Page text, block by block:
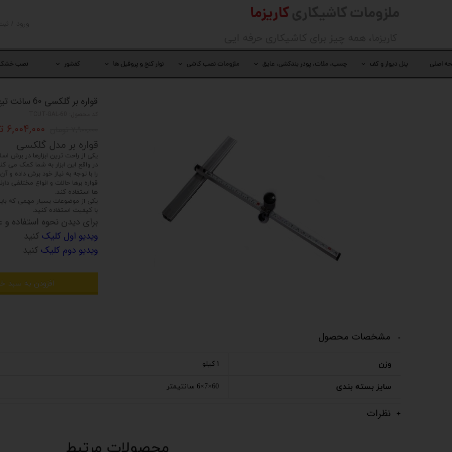
تغییر
خروج
کاریزما
اصلی پنل دیوار و کف چسب، ملات، پودر بندکشی، عایق ملزومات نصب کاشی نوار کنج و پروفیل ها کفشور نصب
قواره بر گلکسی 6۰ سانت تیغ نازک Galaxy
۶,۰۰۴,۰۰۰ تومان
قواره بر مدل گلکسی
یکی از راحت ترین ابزارها در برش
در واقع این ابزار به شما کمک می
را با توجه به نیاز خود برش داده و
قواره برها حالات و انواع مختلفی
ها استفاده کند.
یکی از موضوعات بسیار مهمی که
با کیفیت استفاده کنید.
برای دیدن نحوه استفاده و
ویدیو اول کلیک کنید
ویدیو دوم کلیک کنید
افزودن به سبد
مشخصات محصول
وزن ۱ کیلو
سایز بسته بندی 60×7×6 سانتیمتر
نظرات